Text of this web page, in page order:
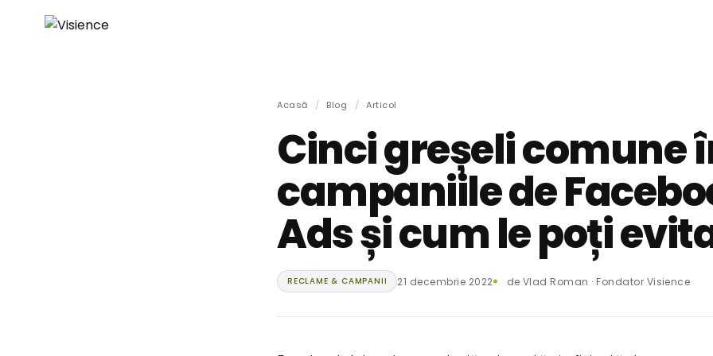
Acasă / Blog / Articol
Cinci greșeli comune
campaniile de
Ads și cum le poți
RECLAME & CAMPANII 21 decembrie 2022 de Vlad Roman · Fondator Visience